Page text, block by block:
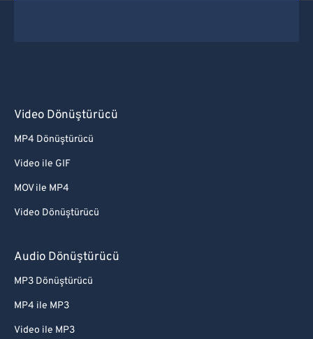
Video Dönüştürücü
MP4 Dönüştürücü
Video ile GIF
MOV ile MP4
Video Dönüştürücü
Audio Dönüştürücü
MP3 Dönüştürücü
MP4 ile MP3
Video ile MP3